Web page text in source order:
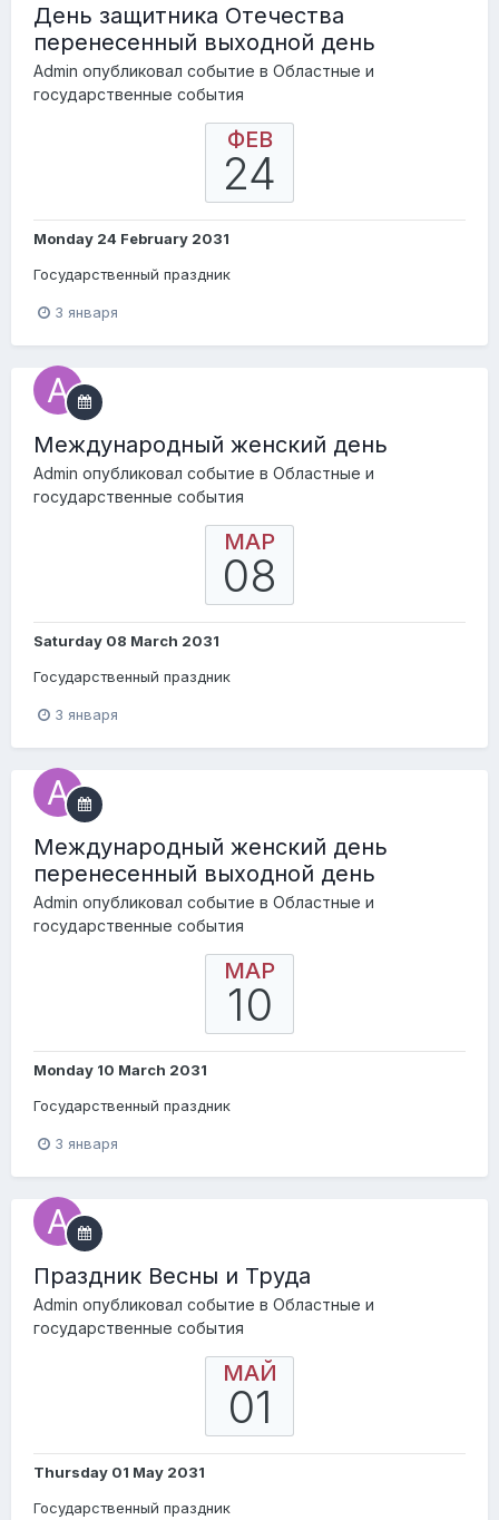
День защитника Отечества
перенесенный выходной день
Admin опубликовал событие в Областные и
государственные события
ФЕВ
24
Monday 24 February 2031
Государственный праздник
3 января
Международный женский день
Admin опубликовал событие в Областные и
государственные события
МАР
08
Saturday 08 March 2031
Государственный праздник
3 января
Международный женский день
перенесенный выходной день
Admin опубликовал событие в Областные и
государственные события
МАР
10
Monday 10 March 2031
Государственный праздник
3 января
Праздник Весны и Труда
Admin опубликовал событие в Областные и
государственные события
МАЙ
01
Thursday 01 May 2031
Государственный праздник